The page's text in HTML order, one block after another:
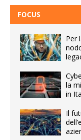
FOCUS
Per
la
in
Il